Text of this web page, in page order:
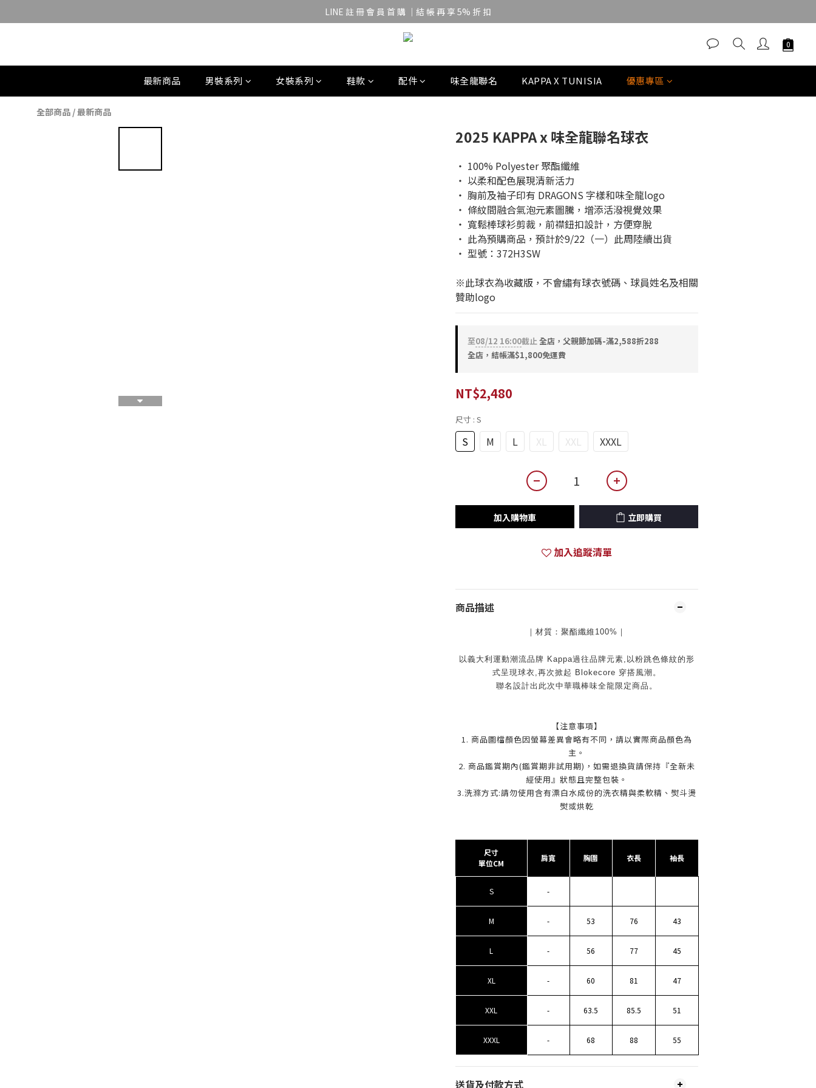
LINE 註 冊 會 員 首 購 ｜結 帳 再 享 5% 折 扣
最新商品 男裝系列 女裝系列 鞋款 配件 味全龍聯名 KAPPA X TUNISIA 優惠專區
全部商品 /最新商品
2025 KAPPA x 味全龍聯名球衣
‧ 100% Polyester 聚酯纖維
‧ 以柔和配色展現清新活力
‧ 胸前及袖子印有 DRAGONS 字樣和味全龍logo
‧ 條紋間融合氣泡元素圖騰，增添活潑視覺效果
‧ 寬鬆棒球衫剪裁，前襟鈕扣設計，方便穿脫
‧ 此為預購商品，預計於9/22（一）此周陸續出貨
‧ 型號：372H3SW
※此球衣為收藏版，不會繡有球衣號碼、球員姓名及相關
贊助logo
至08/12 16:00截止全店，父親節加碼-滿2,588折288
全店，結帳滿$1,800免運費
NT$2,480
尺寸 : S
S M L XL XXL XXXL
加入購物車 立即購買
加入追蹤清單
商品描述
｜材質： 聚酯纖維100% ｜
以義大利運動潮流品牌 Kappa過往品牌元素,以粉跳色條紋的形
式呈現球衣,再次掀起 Blokecore 穿搭風潮。
聯名設計出此次中華職棒味全龍限定商品。
【注意事項】
1. 商品圖檔顏色因螢幕差異會略有不同，請以實際商品顏色為
主。
2. 商品鑑賞期內(鑑賞期非試用期)，如需退換貨請保持『全新未
經使用』狀態且完整包裝。
3.洗滌方式:請勿使用含有漂白水成份的洗衣精與柔軟精 、熨斗燙
熨或烘乾
尺寸
單位CM
肩寬 胸圍 衣長 袖長
S -
M - 53 76 43
L - 56 77 45
XL - 60 81 47
XXL - 63.5 85.5 51
XXXL - 68 88 55
送貨及付款方式
立即購買